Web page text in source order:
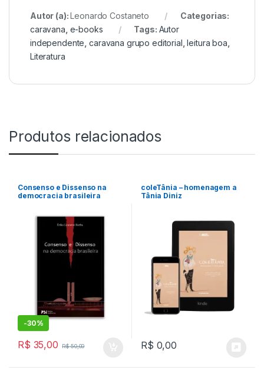
Autor (a):Leonardo Costaneto
Categorias:
caravana e-books Tags: Autor
independente ,caravana grupo editorial ,leitura boa
Literatura
Produtos relacionados
Consenso e Dissenso na
democracia brasileira
-30%
R$ 35,00 R$50,00
coleTânia – homenagem a
Tânia Diniz
R$ 0,00